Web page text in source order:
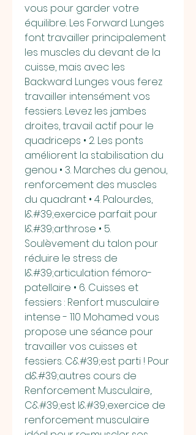
vous pour garder votre
équilibre. Les Forward Lunges
font travailler principalement
les muscles du devant de la
cuisse, mais avec les
Backward Lunges vous ferez
travailler intensément vos
fessiers. Levez les jambes
droites, travail actif pour le
quadriceps • 2. Les ponts
améliorent la stabilisation du
genou • 3. Marches du genou,
renforcement des muscles
du quadrant • 4. Palourdes,
l&#39;exercice parfait pour
l&#39;arthrose • 5.
Soulèvement du talon pour
réduire le stress de
l&#39;articulation fémoro-
patellaire • 6. Cuisses et
fessiers : Renfort musculaire
intense - 110 Mohamed vous
propose une séance pour
travailler vos cuisses et
fessiers. C&#39;est parti ! Pour
d&#39;autres cours de
Renforcement Musculaire,.
C&#39;est l&#39;exercice de
renforcement musculaire